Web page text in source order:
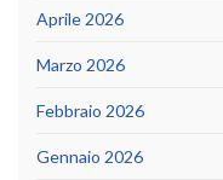
Aprile 2026
Marzo 2026
Febbraio 2026
Gennaio 2026